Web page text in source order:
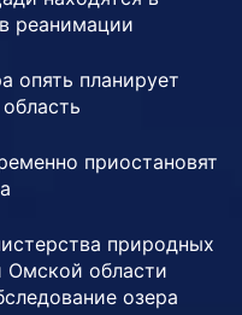
реанимации
опять планирует
приостановят
природных
Омской области
озера